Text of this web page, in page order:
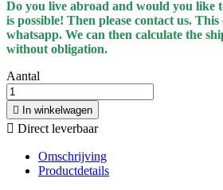
Do you live abroad and would you like
is possible! Then please contact us.
whatsapp. We can then calculate the
without obligation.
Aantal
 In winkelwagen
 Direct leverbaar
Omschrijving
Productdetails